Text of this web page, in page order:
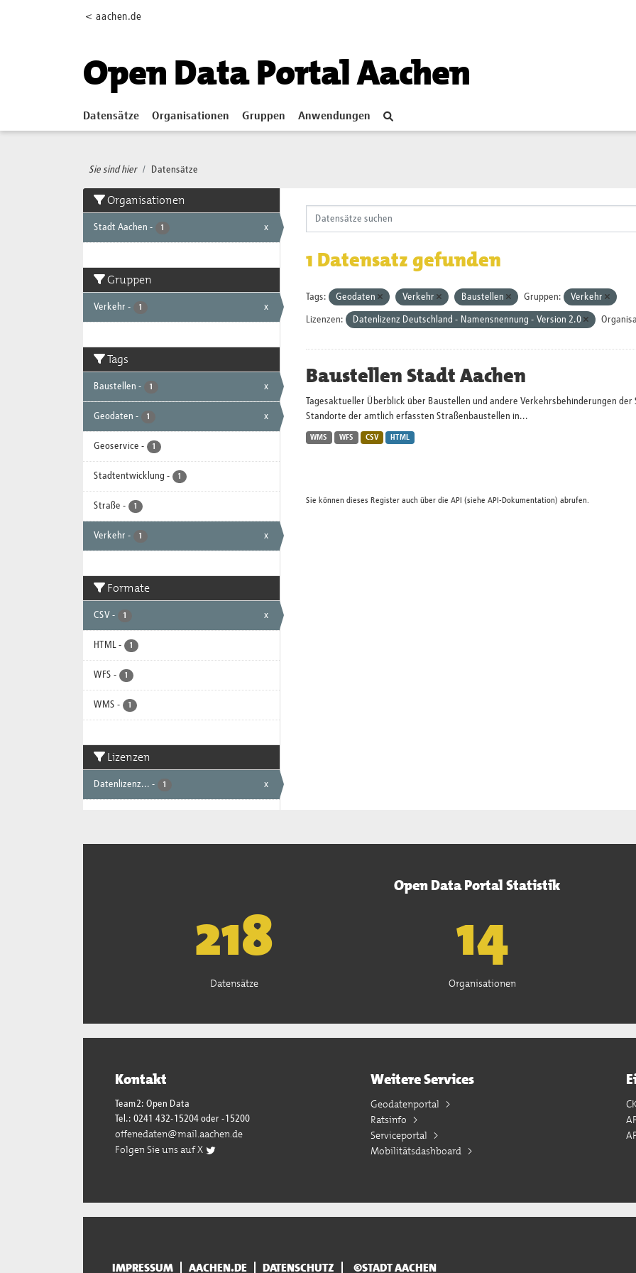
< aachen.de
Open Data Portal Aachen
Datensätze Organisationen Gruppen Anwendungen
Sie sind hier Datensätze
Organisationen
Stadt Aachen - 1 x
Gruppen
Verkehr - 1 x
Tags
Baustellen - 1 x
Geodaten - 1 x
Geoservice - 1
Stadtentwicklung - 1
Straße - 1
Verkehr - 1 x
Formate
CSV - 1 x
HTML - 1
WFS - 1
WMS - 1
Lizenzen
Datenlizenz... - 1 x
1 Datensatz gefunden
Tags: Geodaten Verkehr Baustellen Gruppen: Verkehr
Lizenzen: Datenlizenz Deutschland - Namensnennung - Version 2.0
Baustellen Stadt Aachen
Tagesaktueller Überblick über Baustellen und andere Verkehrsbehinderungen
Standorte der amtlich erfassten Straßenbaustellen in...
WMS WFS CSV HTML
Sie können dieses Register auch über die API (siehe API-Dokumentation) abrufen.
Open Data Portal Statistik
221
Datensätze
15
Organisationen
Kontakt
Team2: Open Data
Tel.: 0241 432-15204 oder -15200
offenedaten@mail.aachen.de
Folgen Sie uns auf X
Weitere Services
Geodatenportal
Ratsinfo
Serviceportal
Mobilitätsdashboard
IMPRESSUM AACHEN.DE DATENSCHUTZ ©STADT AACHEN